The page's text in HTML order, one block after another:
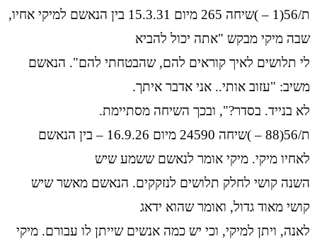
ת/56(1 – )שיחה 265 מיום 15.3.31 בין הנאשם למיקי אחיו,
שבה מיקי מבקש "אתה יכול להביא
לי תלושים לאיך קוראים להם, שהבטחתי להם". הנאשם
משיב: "עזוב אותי.. אני אדבר איתך.
לא בנייד. בסדר?", ובכך השיחה מסתיימת.
ת/56(88 – )שיחה 24590 מיום 16.9.26 – בין הנאשם
לאחיו מיקי. מיקי אומר לנאשם ששמע שיש
השנה קושי לחלק תלושים לנזקקים. הנאשם מאשר שיש
קושי מאוד גדול, ואומר שהוא ידאג
לאנה, ויתן למיקי, וכי יש כמה אנשים שייתן לו עבורם. מיקי